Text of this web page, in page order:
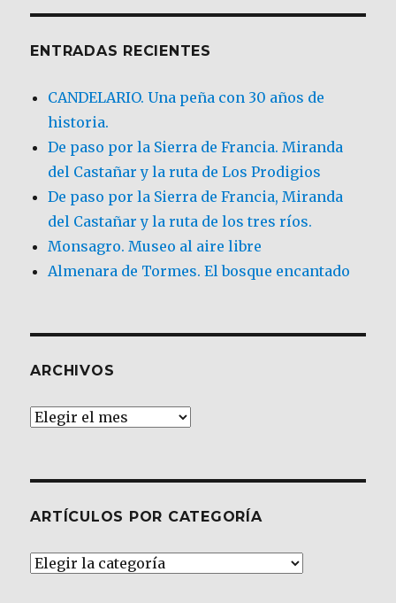
ENTRADAS RECIENTES
CANDELARIO. Una peña con 30 años de
historia.
De paso por la Sierra de Francia. Miranda
del Castañar y la ruta de Los Prodigios
De paso por la Sierra de Francia, Miranda
del Castañar y la ruta de los tres ríos.
Monsagro. Museo al aire libre
Almenara de Tormes. El bosque encantado
ARCHIVOS
Archivos
ARTÍCULOS POR CATEGORÍA
Artículos